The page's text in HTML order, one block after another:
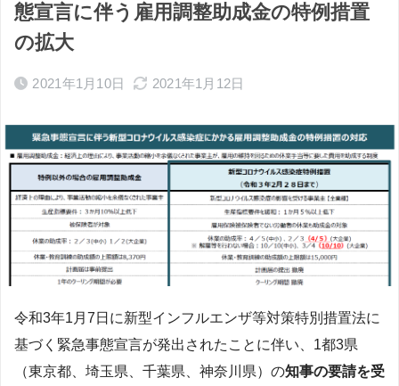
態宣言に伴う雇用調整助成金の特例措置
の拡大
2021年1月10日 2021年1月12日
令和3年1月7日に新型インフルエンザ等対策特別措置法に
基づく緊急事態宣言が発出されたことに伴い、1都3県
（東京都、埼玉県、千葉県、神奈川県）の知事の要請を受